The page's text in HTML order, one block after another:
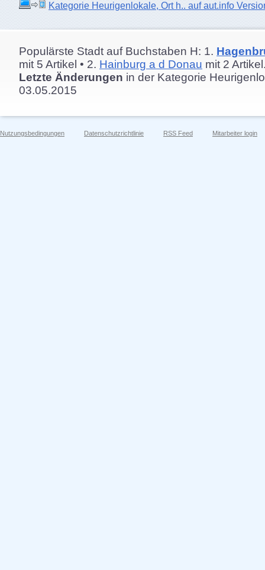
Kategorie Heurigenlokale, Ort h.. auf aut.info
Populärste Stadt auf Buchstaben H: 1.
mit 5 Artikel • 2. Hainburg a d Donau mit 2
Letzte Änderungen in der Kategorie
03.05.2015
Nutzungsbedingungen Datenschutzrichtlinie RSS Feed Mitarbeiter login